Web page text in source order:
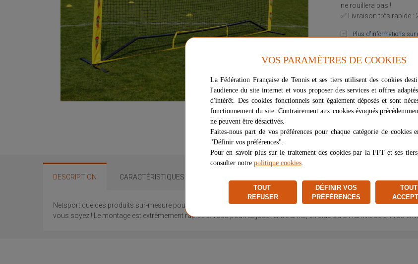
ne rouillera pas !
✅ Livraison très rapide
Plus d'informations sur
159,99 €
Signaler un problème
DESCRIPTION CARACTÉRISTIQUES
Netsportique des produits sur-mesure pour répondre aux besoins des pratiquants ! Avec ce kit de Tennis facilement
vous soyez ! Le montage est extrêmement rapide et vous pourrez jouer entre amis, en club ou en famille selon vos
VOS PARAMÈTRES DE COOKIES
La Fédération Française de Tennis et ses tiers utilisent des cookies
l'audience du site internet et vous proposer des services et offres
d'intérêt. Des cookies fonctionnels sont également déposés et sont
fonctionnement du site. Contrairement aux cookies évoqués
ne peuvent être désactivés.
Faites-nous part de vos préférences pour chaque catégorie de cookies
"Définir vos préférences".
Pour en savoir plus sur le traitement des cookies par la FFT et ses
consulter notre politique cookies.
TOUT
REFUSER
DÉFINIR VOS
PRÉFÉRENCES
TOUT